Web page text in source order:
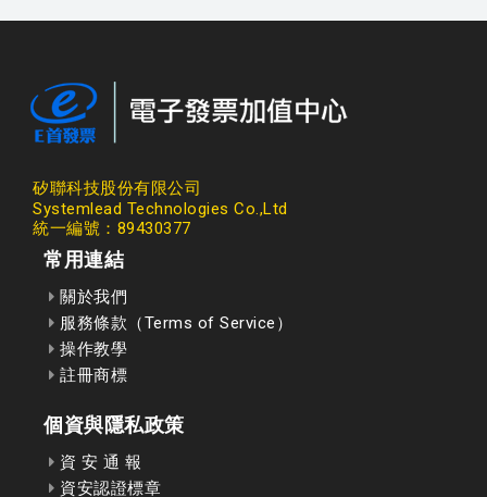
矽聯科技股份有限公司
Systemlead Technologies Co.,Ltd
統一編號：89430377
常用連結
關於我們
服務條款（Terms of Service）
操作教學
註冊商標
個資與隱私政策
資 安 通 報
資安認證標章